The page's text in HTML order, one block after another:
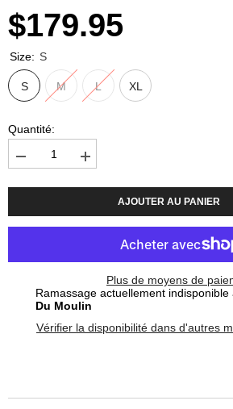
$179.95
Size: S
S M L XL
Quantité:
Diminuer
quantité
Augmenter
quantité
Black
AJOUTER AU PANIER
Plus de moyens de
Ramassage actuellement indisponible
Du Moulin
Vérifier la disponibilité dans d'autres